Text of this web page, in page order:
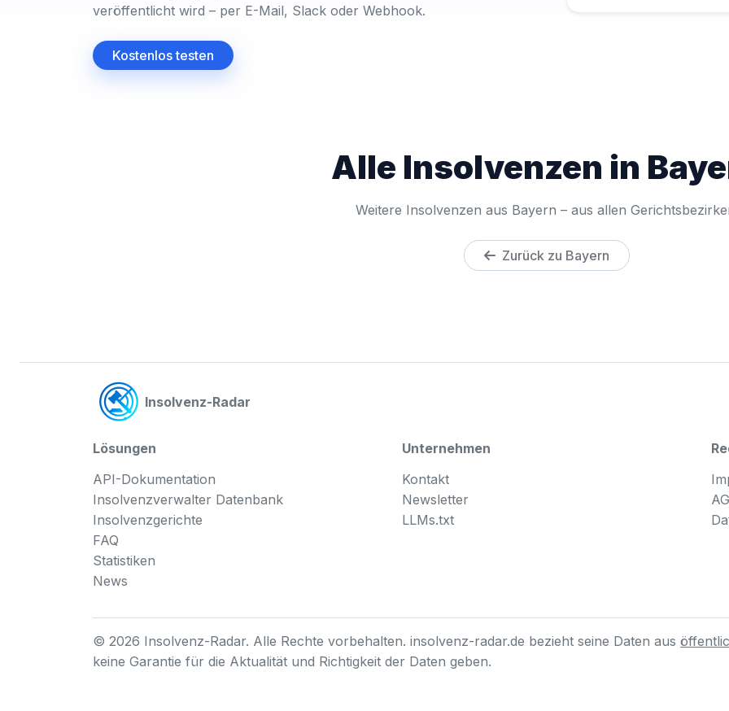
veröffentlicht wird – per E-Mail, Slack oder Webhook.
Kostenlos testen
Alle Insolvenzen in
Weitere Insolvenzen aus Bayern – aus allen
Zurück zu Bayern
Insolvenz-Radar
Lösungen
API-Dokumentation
Insolvenzverwalter Datenbank
Insolvenzgerichte
FAQ
Statistiken
News
Unternehmen
Kontakt
Newsletter
LLMs.txt
© 2026 Insolvenz-Radar. Alle Rechte vorbehalten. insolvenz-radar.de bezieht seine Daten aus
keine Garantie für die Aktualität und Richtigkeit der Daten geben.